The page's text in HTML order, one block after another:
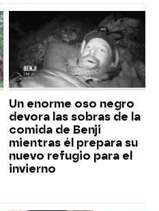
Un enorme oso negro
devora las sobras de la
comida de Benji
mientras él prepara su
nuevo refugio para el
invierno